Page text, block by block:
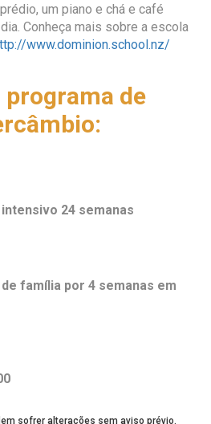
um piano e chá e café
Conheça mais sobre a escola
www.dominion.school.nz/
programa de
24 semanas
família por 4 semanas em
sofrer alterações sem aviso prévio.